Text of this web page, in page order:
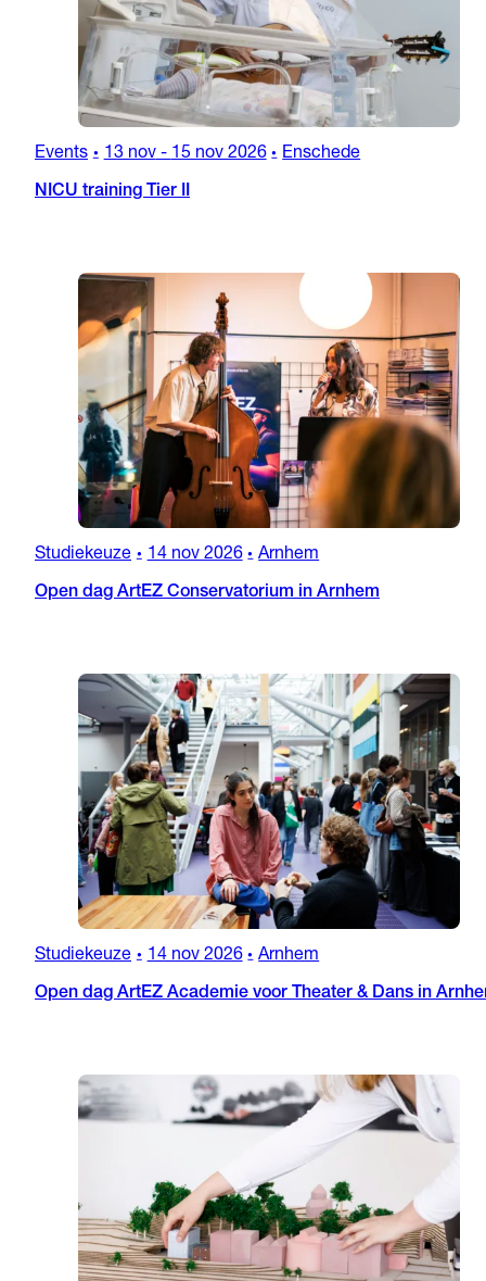
Events • 13 nov- 15 nov 2026 • Enschede
NICU training Tier II
Studiekeuze • 14 nov 2026 • Arnhem
Open dag ArtEZ Conservatorium in Arnhem
Studiekeuze • 14 nov 2026 • Arnhem
Open dag ArtEZ Academie voor Theater & Dans in